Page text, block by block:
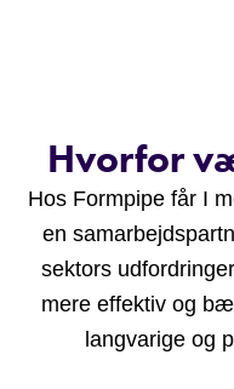
Hvorfor
Hos Formpipe får I
en
sektors
mere effektiv og
langvarige og